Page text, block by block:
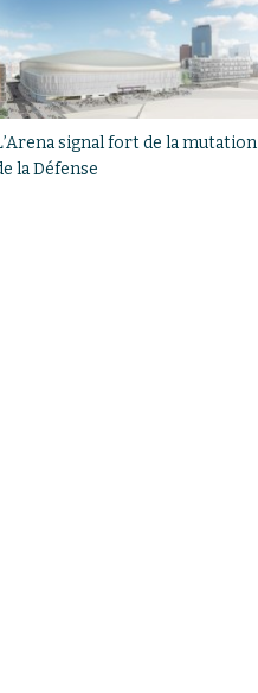
signal fort de la mutation
la Défense